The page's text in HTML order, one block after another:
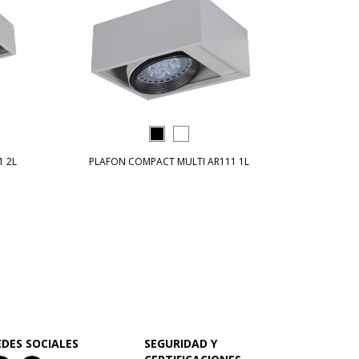
2L PLAFON COMPACT MULTI AR111 1L
SOCIALES
SEGURIDAD Y